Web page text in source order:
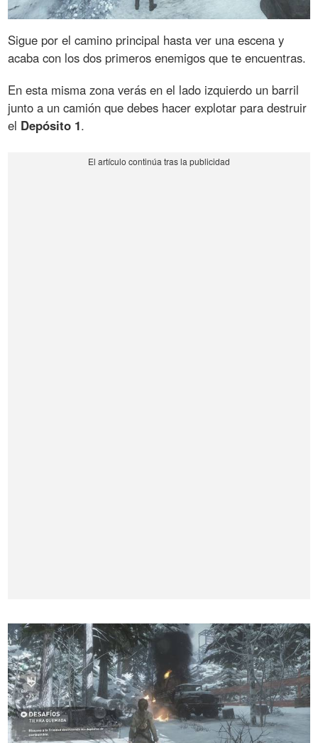
Sigue por el camino principal hasta ver una escena y
acaba con los dos primeros enemigos que te encuentras.
En esta misma zona verás en el lado izquierdo un barril
junto a un camión que debes hacer explotar para destruir
el Depósito 1.